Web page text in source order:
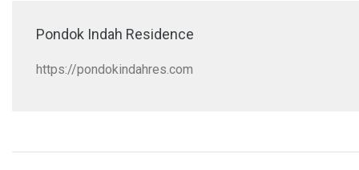
Pondok Indah Residence
https://pondokindahres.com